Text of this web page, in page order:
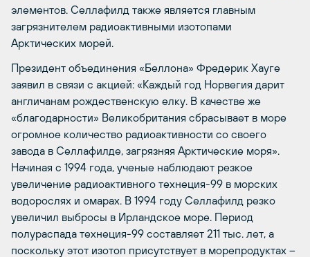
элементов. Селлафилд также является главным
загрязнителем радиоактивными изотопами
Арктических морей.
Президент объединения «Беллона» Фредерик Хауге
заявил в связи с акцией: «Каждый год Норвегия дарит
англичанам рождественскую елку. В качестве же
«благодарности» Великобритания сбрасывает в море
огромное количество радиоактивности со своего
завода в Селлафилде, загрязняя Арктические моря».
Начиная с 1994 года, ученые наблюдают резкое
увеличение радиоактивного технеция-99 в морских
водорослях и омарах. В 1994 году Селлафилд резко
увеличил выбросы в Ирландское море. Период
полураспада технеция-99 составляет 211 тыс. лет, а
поскольку этот изотоп присутствует в морепродуктах –